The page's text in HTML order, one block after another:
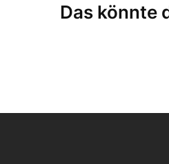
Das könnte